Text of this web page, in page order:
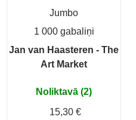
Jumbo
1 000 gabaliņi
Jan van Haasteren - The
Art Market
Noliktavā (2)
15,30 €